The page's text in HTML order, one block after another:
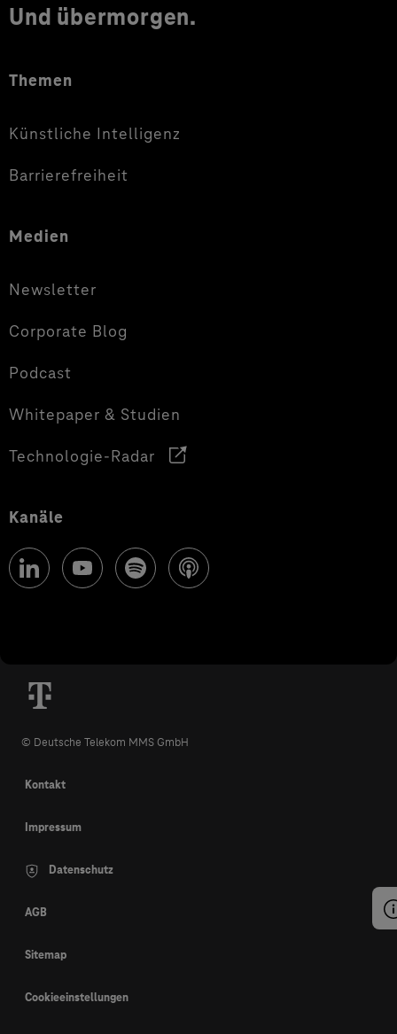
Und übermorgen.
Themen
Künstliche Intelligenz
Barrierefreiheit
Medien
Newsletter
Corporate Blog
Podcast
Whitepaper & Studien
Technologie-Radar
Kanäle
© Deutsche Telekom MMS GmbH
Kontakt
Impressum
Datenschutz
AGB
Sitemap
Cookieeinstellungen